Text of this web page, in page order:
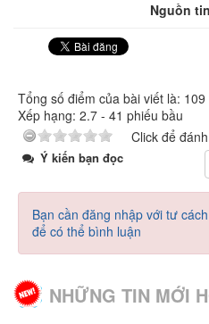
Nguồn
Tổng số điểm của bài viết là:
Xếp hạng: 2.7 - 41 phiếu bầu
Click để
Ý kiến bạn đọc
Bạn cần đăng nhập với tư
để có thể bình luận
NHỮNG TIN MỚI